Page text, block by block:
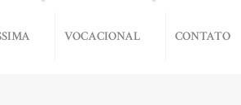
VOCACIONAL CONTATO